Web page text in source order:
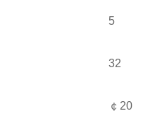
5
32
￠20